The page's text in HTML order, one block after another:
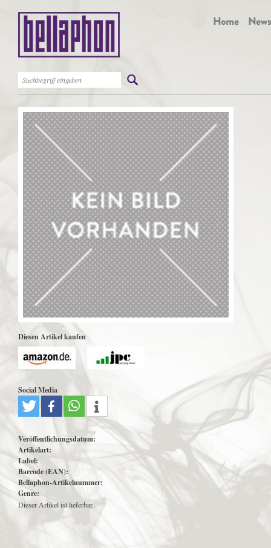
Diesen Artikel kaufen
Social Media
Veröffentlichungsdatum:
Artikelart:
Label:
Barcode (EAN):
Bellaphon-Artikelnummer:
Genre:
Dieser Artikel ist lieferbar.